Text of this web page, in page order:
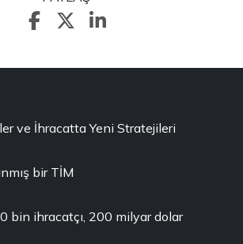
ve İhracatta Yeni Stratejileri
bir TİM
bin ihracatçı, 200 milyar dolar